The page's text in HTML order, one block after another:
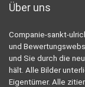
Über uns
Companie-sankt-
und
und Sie durch die
hält. Alle Bilder
Eigentümer. Alle